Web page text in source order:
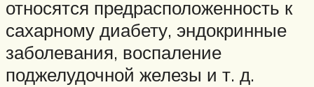
относятся предрасположенность к
сахарному диабету, эндокринные
заболевания, воспаление
поджелудочной железы и т. д.